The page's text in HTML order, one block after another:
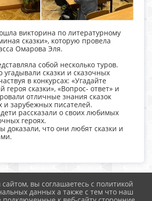
викторина по литературному
сказки», которую провела
Омарова Эля.
собой несколько туров.
угадывали сказки и сказочных
в конкурсах: «Угадайте
героя сказки», «Вопрос- ответ» и
отличные знания сказок
и зарубежных писателей.
рассказали о своих любимых
героях.
доказали, что они любят сказки и
вы соглашаетесь с политикой
данных а также с тем что наш